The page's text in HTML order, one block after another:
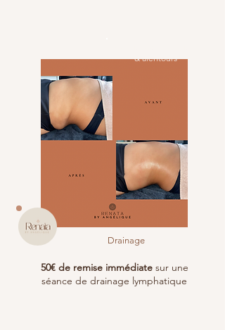
Drainage
50€ de remise immédiate sur une
séance de drainage lymphatique
& alentours